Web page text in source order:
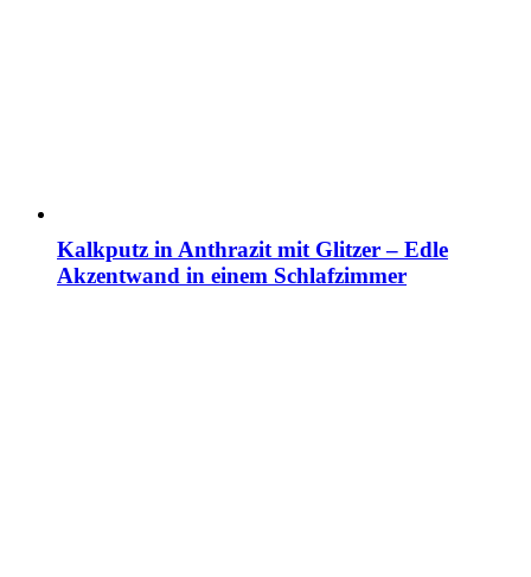
Kalkputz in Anthrazit mit Glitzer – Edle
Akzentwand in einem Schlafzimmer